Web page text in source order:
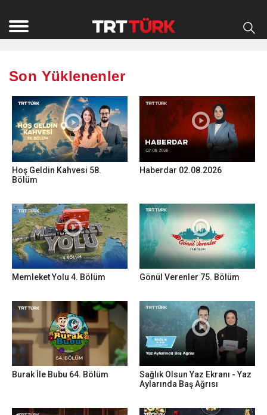
Son Yüklenenler
Hoş Geldin Kahvesi 58.
Bölüm
Haberdar 02.08.2026
Memleket Yolu 4. Bölüm Gönül Verenler 75. Bölüm
Burak İle Bubu 64. Bölüm
Sağlık Olsun Yaz Ekranı - Yaz
Aylarında Baş Ağrısı